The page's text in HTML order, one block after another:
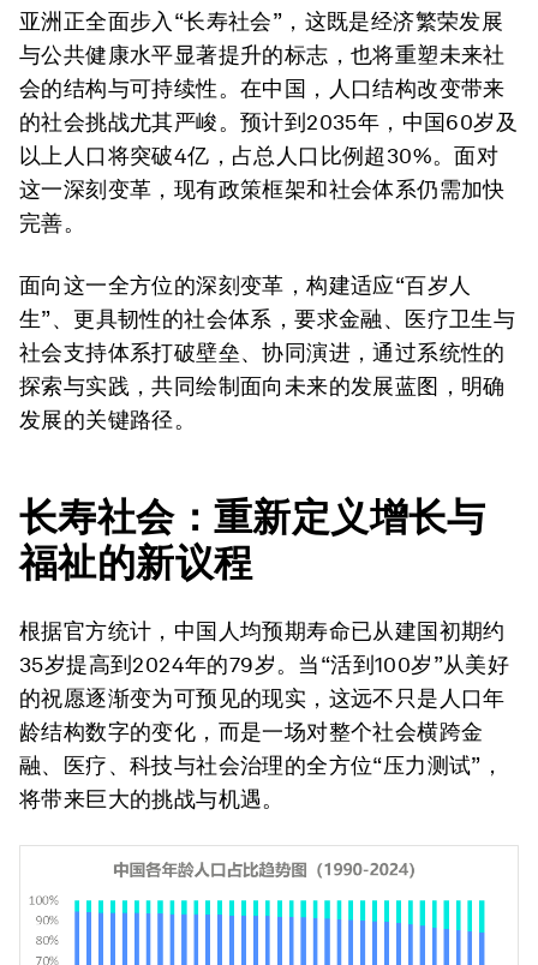
亚洲正全面步入“长寿社会”，这既是经济繁荣发展
与公共健康水平显著提升的标志，也将重塑未来社
会的结构与可持续性。在中国，人口结构改变带来
的社会挑战尤其严峻。预计到2035年，中国60岁及
以上人口将突破4亿，占总人口比例超30%。面对
这一深刻变革，现有政策框架和社会体系仍需加快
完善。
面向这一全方位的深刻变革，构建适应“百岁人
生”、更具韧性的社会体系，要求金融、医疗卫生与
社会支持体系打破壁垒、协同演进，通过系统性的
探索与实践，共同绘制面向未来的发展蓝图，明确
发展的关键路径。
长寿社会：重新定义增长与
福祉的新议程
根据官方统计，中国人均预期寿命已从建国初期约
35岁提高到2024年的79岁。当“活到100岁”从美好
的祝愿逐渐变为可预见的现实，这远不只是人口年
龄结构数字的变化，而是一场对整个社会横跨金
融、医疗、科技与社会治理的全方位“压力测试”，
将带来巨大的挑战与机遇。